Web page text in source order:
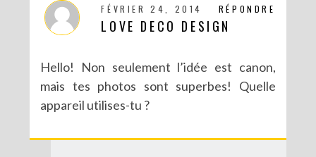
RÉPONDRE
FÉVRIER 24, 2014
LOVE DECO DESIGN
Hello! Non seulement l’idée est canon,
mais tes photos sont superbes! Quelle
appareil utilises-tu ?